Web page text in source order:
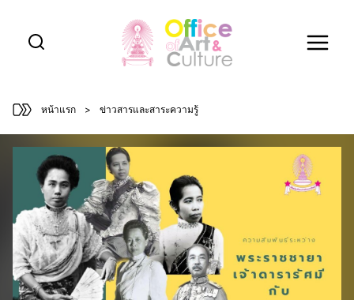
content
หน้าแรก > ข่าวสารและสาระความรู้